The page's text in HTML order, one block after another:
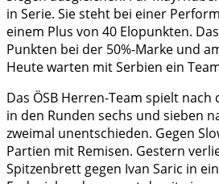
in Serie. Sie steht bei einer
einem Plus von 40 Elopunkten.
Punkten bei der 50%-Marke und
Heute warten mit Serbien ein
Das ÖSB Herren-Team spielt nach
in den Runden sechs und sieben
zweimal unentschieden. Gegen
Partien mit Remisen. Gestern
Spitzenbrett gegen Ivan Saric in